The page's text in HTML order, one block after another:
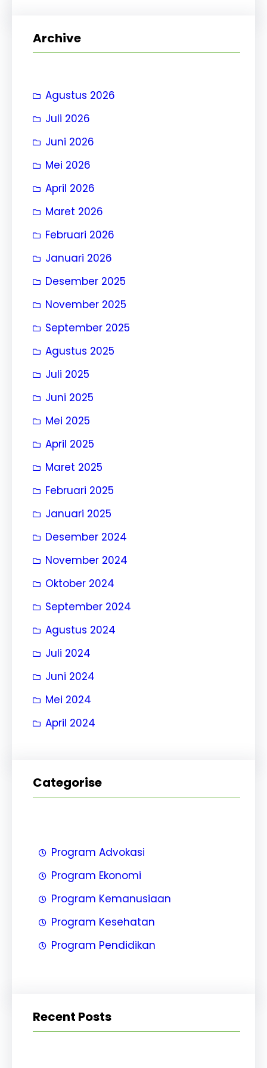
Archive
Agustus 2026
Juli 2026
Juni 2026
Mei 2026
April 2026
Maret 2026
Februari 2026
Januari 2026
Desember 2025
November 2025
September 2025
Agustus 2025
Juli 2025
Juni 2025
Mei 2025
April 2025
Maret 2025
Februari 2025
Januari 2025
Desember 2024
November 2024
Oktober 2024
September 2024
Agustus 2024
Juli 2024
Juni 2024
Mei 2024
April 2024
Categorise
Program Advokasi
Program Ekonomi
Program Kemanusiaan
Program Kesehatan
Program Pendidikan
Recent Posts